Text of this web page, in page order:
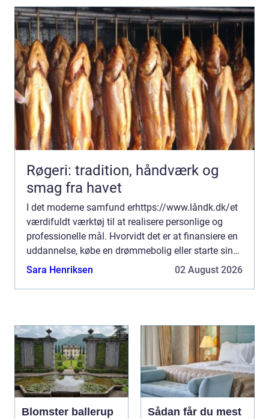
Røgeri: tradition, håndværk og
smag fra havet
I det moderne samfund erhttps://www.låndk.dk/et
værdifuldt værktøj til at realisere personlige og
professionelle mål. Hvorvidt det er at finansiere en
uddannelse, købe en drømmebolig eller starte sin
virks...
Sara Henriksen 02 August 2026
Blomster ballerup
Sådan får du mest